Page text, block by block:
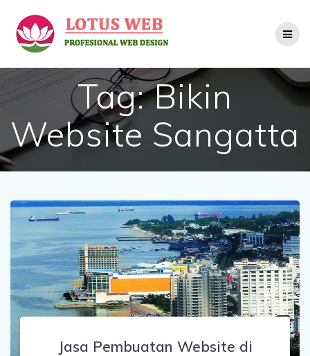
to
content
Tag:Bikin
Website Sangatta
Jasa Pembuatan Website di